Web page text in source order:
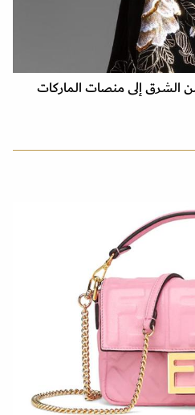
الشرق إلى منصات الماركات